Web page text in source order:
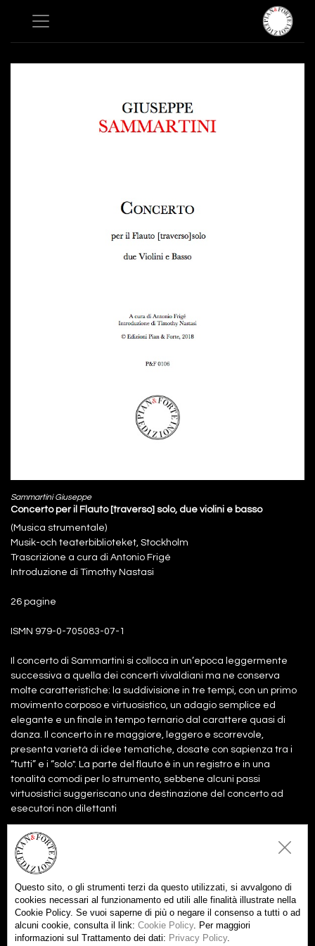
Sammartini Giuseppe
Concerto per il Flauto [traverso] solo, due violini e basso
(Musica strumentale)
Musik-och teaterbiblioteket, Stockholm
Trascrizione a cura di Antonio Frigé
Introduzione di Timothy Nastasi
26 pagine
ISMN 979-0-705083-07-1
Il concerto di Sammartini si colloca in un’epoca leggermente
successiva a quella dei concerti vivaldiani ma ne conserva
molte caratteristiche: la suddivisione in tre tempi, con un primo
movimento corposo e virtuosistico, un adagio semplice ed
elegante e un finale in tempo ternario dal carattere quasi di
danza. Il concerto in re maggiore, leggero e scorrevole,
presenta varietà di idee tematiche, dosate con sapienza tra i
“tutti” e i “solo". La parte del flauto è in un registro e in una
tonalità comodi per lo strumento, sebbene alcuni passi
virtuosistici suggeriscano una destinazione del concerto ad
esecutori non dilettanti
Files:
Partitura
Parti 7,00€ Aggiungi al carrello
partitura +
parti
15,00€ Aggiungi tutti al carrello
Questo sito, o gli strumenti terzi da questo utilizzati, si avvalgono di
cookies necessari al funzionamento ed utili alle finalità illustrate nella
Cookie Policy. Se vuoi saperne di più o negare il consenso a tutti o ad
alcuni cookie, consulta il link: Cookie Policy. Per maggiori
informazioni sul Trattamento dei dati: Privacy Policy.